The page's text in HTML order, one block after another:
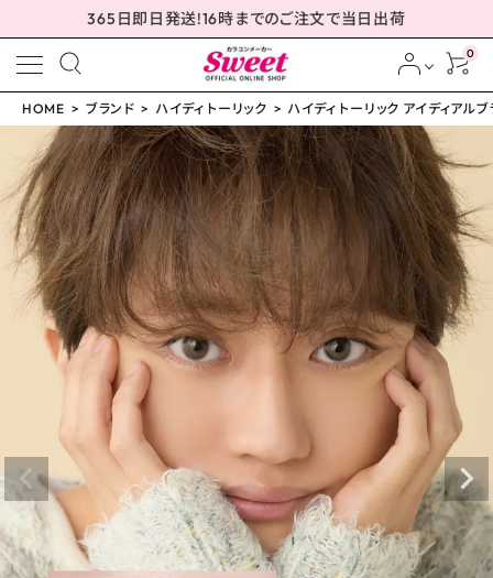
365日即日発送!16時までのご注文で当日出荷
0
meeting_room ログイン person 会員登録
ハイディ トーリック アイ
ディアルブラウン -1.25
D 14.5mm
2,310 (税込)
配送方法について
HOME ブランド ハイディ トーリック ハイディ トーリック アイディアル